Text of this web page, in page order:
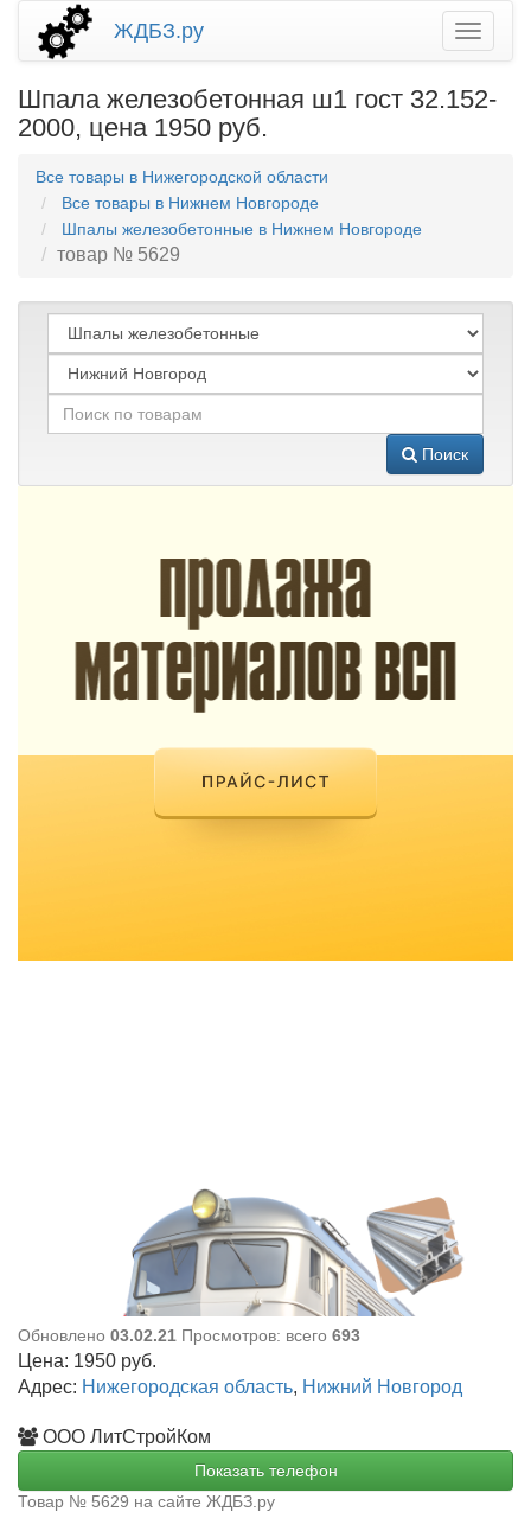
ЖДБЗ.ру
Шпала железобетонная ш1 гост 32.152-
2000, цена 1950 руб.
Все товары в Нижегородской области
Все товары в Нижнем Новгороде
Шпалы железобетонные в Нижнем Новгороде
товар № 5629
Поиск
Обновлено 03.02.21 Просмотров: всего 693
Цена: 1950 руб.
Адрес: Нижегородская область, Нижний Новгород
ООО ЛитСтройКом
Показать телефон
Товар № 5629 на сайте ЖДБЗ.ру